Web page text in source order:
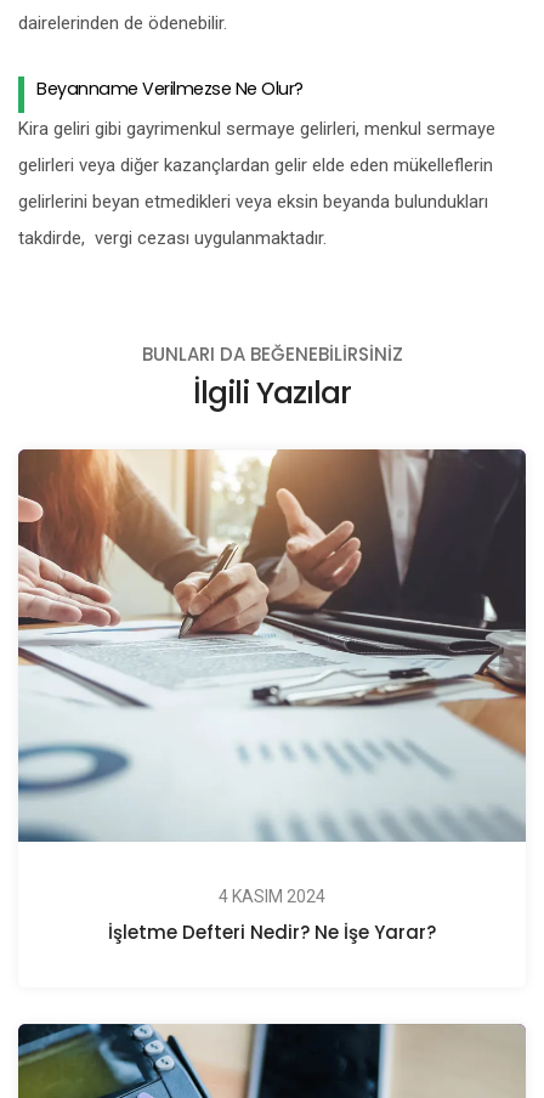
dairelerinden de ödenebilir.
Beyanname Verilmezse Ne Olur?
Kira geliri gibi gayrimenkul sermaye gelirleri, menkul sermaye
gelirleri veya diğer kazançlardan gelir elde eden mükelleflerin
gelirlerini beyan etmedikleri veya eksin beyanda bulundukları
takdirde, vergi cezası uygulanmaktadır.
BUNLARI DA BEĞENEBILIRSINIZ
İlgili Yazılar
4 KASIM 2024
İşletme Defteri Nedir? Ne İşe Yarar?